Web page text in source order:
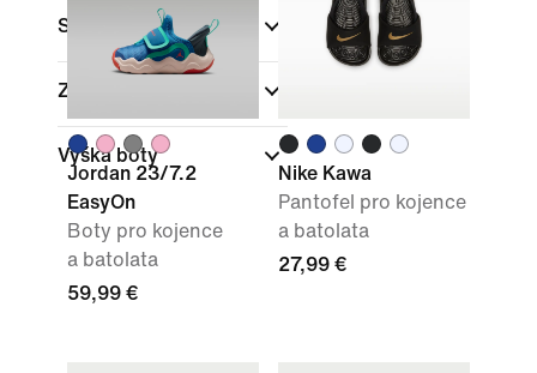
Sporty
Značka
Výška boty
Jordan 23/7.2
EasyOn
Boty pro kojence
a batolata
59,99 €
Nike Kawa
Pantofel pro kojence
a batolata
27,99 €